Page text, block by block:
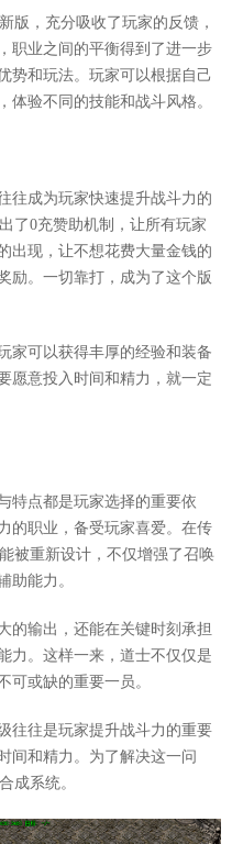
版，充分吸收了玩家的反馈，
职业之间的平衡得到了进一步
势和玩法。玩家可以根据自己
体验不同的技能和战斗风格。
往成为玩家快速提升战斗力的
了0充赞助机制，让所有玩家
出现，让不想花费大量金钱的
励。一切靠打，成为了这个版
家可以获得丰厚的经验和装备
愿意投入时间和精力，就一定
特点都是玩家选择的重要依
的职业，备受玩家喜爱。在传
被重新设计，不仅增强了召唤
助能力。
的输出，还能在关键时刻承担
力。这样一来，道士不仅仅是
可或缺的重要一员。
往往是玩家提升战斗力的重要
间和精力。为了解决这一问
成系统。